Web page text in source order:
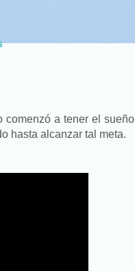
comenzó a tener el sueño
hasta alcanzar tal meta.